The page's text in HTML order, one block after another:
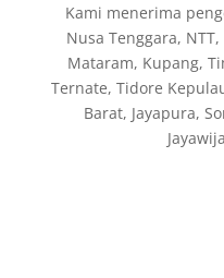
Kami menerima
Nusa Tenggara,
Mataram, Kupang,
Ternate, Tidore
Barat, Jayapura,